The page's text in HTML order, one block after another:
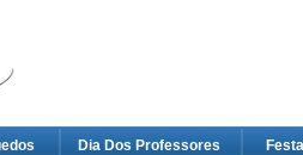
Dia Dos Professores